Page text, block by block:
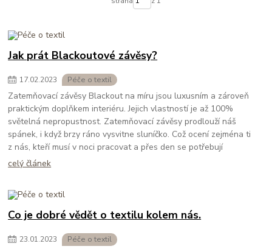
Jak prát Blackoutové závěsy?
17.02.2023 Péče o textil
Zatemňovací závěsy Blackout na míru jsou luxusním a zároveň
praktickým doplňkem interiéru. Jejich vlastností je až 100%
světelná nepropustnost. Zatemňovací závěsy prodlouží náš
spánek, i když brzy ráno vysvitne sluníčko. Což ocení zejména ti
z nás, kteří musí v noci pracovat a přes den se potřebují
celý článek
Co je dobré vědět o textilu kolem nás.
23.01.2023 Péče o textil